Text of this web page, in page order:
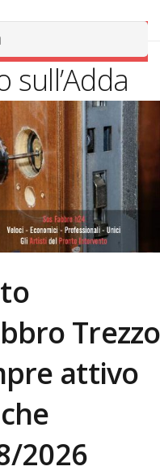
sull’Adda
Trezzo
attivo
2026